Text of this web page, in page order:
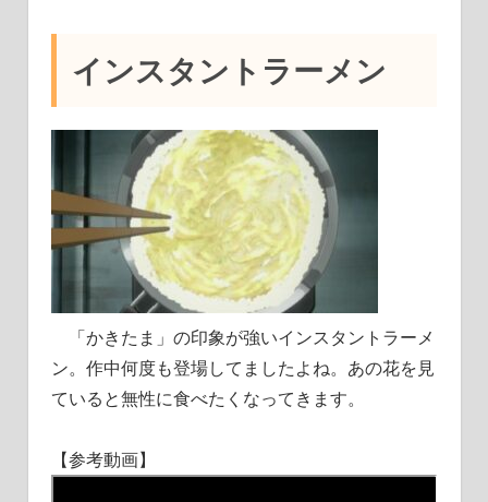
インスタントラーメン
「かきたま」の印象が強いインスタントラーメ
ン。作中何度も登場してましたよね。あの花を見
ていると無性に食べたくなってきます。
【参考動画】